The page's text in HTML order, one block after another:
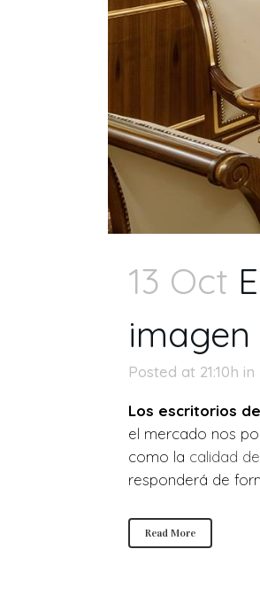
13 Oct
Posted at 21:10h in
Los escritorios de
el mercado nos
como la calidad
responderá de
Read More